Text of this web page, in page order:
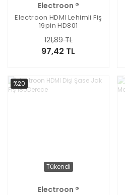
Electroon ®
Electroon HDMI Lehimli Fiş
19pin HD801
97,42 TL
121,89 TL
%20
Tükendi
Electroon ®